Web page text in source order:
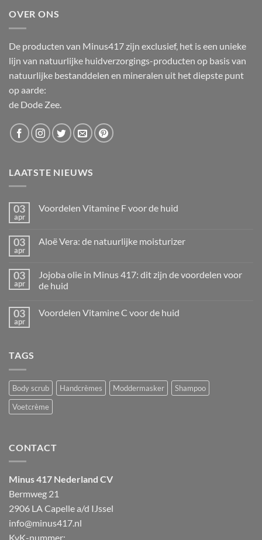
OVER ONS
De producten van Minus417 zijn exclusief, het is een unieke
lijn van natuurlijke huidverzorgings-producten op basis van
natuurlijke bestanddelen en mineralen uit het diepste punt
op aarde:
de Dode Zee.
LAATSTE NIEUWS
03
apr
Voordelen Vitamine F voor de huid
Voordelen
de
huid
03
apr
Aloë Vera: de natuurlijke moisturizer
Aloë
Vera:
de
03
apr
Jojoba olie in Minus 417: dit zijn de voordelen voor
de huid
op
voordelen
voor
de
03
apr
Voordelen Vitamine C voor de huid
huid
TAGS
Body scrub Handcrèmes Moddermasker
Shampoo
Voetcrème
CONTACT
Minus 417 Nederland CV
Bermweg 21
2906 LA Capelle a/d IJssel
info@minus417.nl
KvK-nummer: